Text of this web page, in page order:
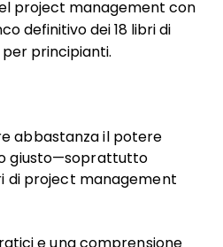
project management con
definitivo dei 18 libri di
principianti.
abbastanza il potere
giusto—soprattutto
di project management
e una comprensione